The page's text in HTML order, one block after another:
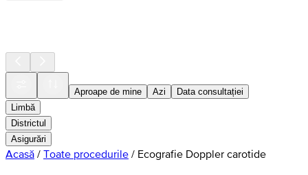
Aproape de mine Azi
Data consultației
Limbă
Districtul
Asigurări
Acasă / Toate procedurile / Ecografie Doppler carotide